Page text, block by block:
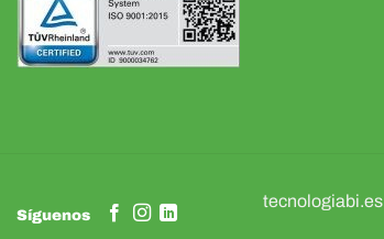
Síguenos
tecnologiabi.es